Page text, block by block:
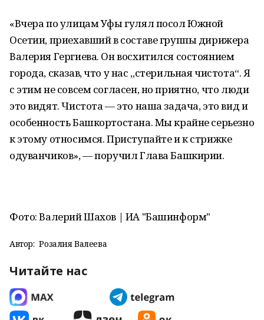
«Вчера по улицам Уфы гулял посол Южной
Осетии, приехавший в составе группы дирижера
Валерия Гергиева. Он восхитился состоянием
города, сказав, что у нас „стерильная чистота“. Я
с этим не совсем согласен, но приятно, что люди
это видят. Чистота — это наша задача, это вид и
особенность Башкортостана. Мы крайне серьезно
к этому относимся. Приступайте и к стрижке
одуванчиков», — поручил Глава Башкирии.
Фото: Валерий Шахов | ИА "Башинформ"
Автор: Розалия Валеева
Читайте нас